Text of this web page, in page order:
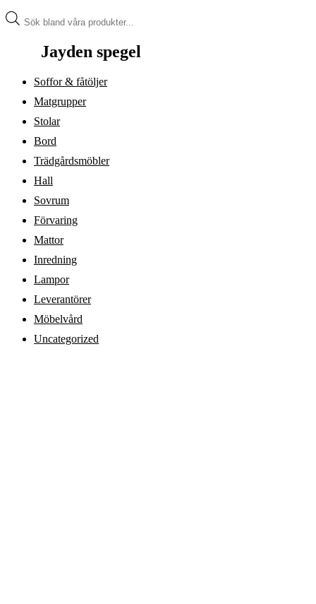
Produktsökning
Jayden spegel
Soffor & fåtöljer
Matgrupper
Stolar
Bord
Trädgårdsmöbler
Hall
Sovrum
Förvaring
Mattor
Inredning
Lampor
Leverantörer
Möbelvård
Uncategorized